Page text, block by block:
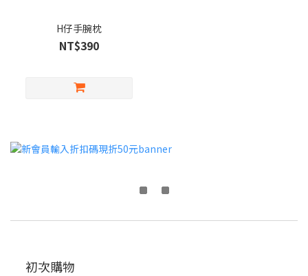
H仔手腕枕
NT$390
初次購物